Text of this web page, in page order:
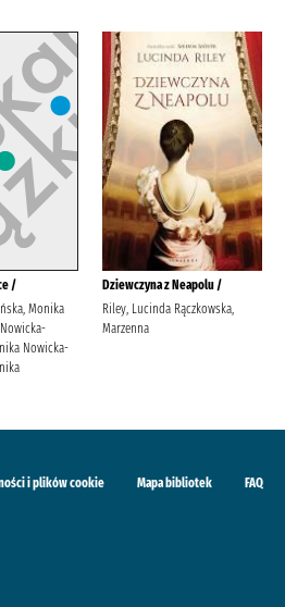
/
Monika
Nowicka-
Dziewczyna z Neapolu /
Riley, Lucinda Rączkowska,
Marzenna
i plików cookie Mapa bibliotek FAQ